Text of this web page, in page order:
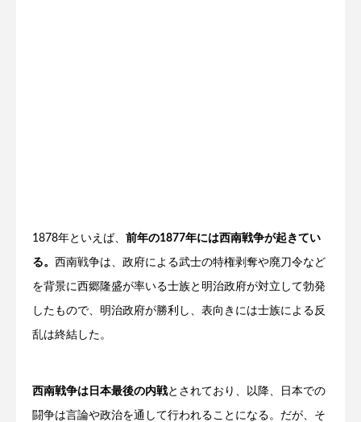
1878年といえば、 前年の1877年には西南戦争が起きてい
る。 西南戦争は、政府による武士の特権剥奪や廃刀令など
を背景に西郷隆盛が率いる士族と明治政府が対立して勃発
したもので、明治政府が勝利し、表向きには士族による反
乱は終結した。
西南戦争は日本最後の内戦とされており、以降、日本での
闘争は言論や政治を通して行われることになる。だが、そ